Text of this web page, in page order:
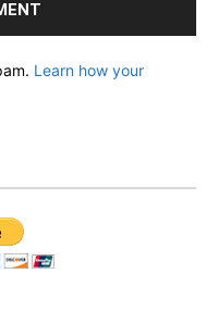
Learn how your